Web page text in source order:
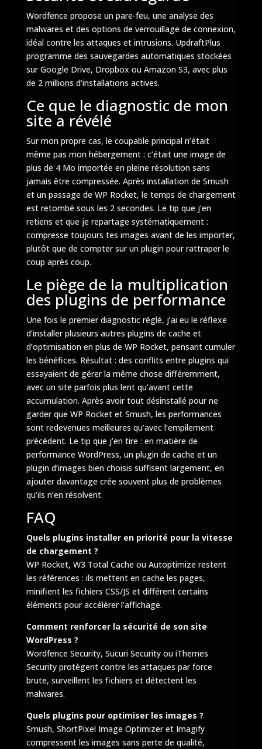
Wordfence propose un pare-feu, une analyse des
malwares et des options de verrouillage de connexion,
idéal contre les attaques et intrusions. UpdraftPlus
programme des sauvegardes automatiques stockées
sur Google Drive, Dropbox ou Amazon S3, avec plus
de 2 millions d’installations actives.
Ce que le diagnostic de mon
site a révélé
Sur mon propre cas, le coupable principal n’était
même pas mon hébergement : c’était une image de
plus de 4 Mo importée en pleine résolution sans
jamais être compressée. Après installation de Smush
et un passage de WP Rocket, le temps de chargement
est retombé sous les 2 secondes. Le tip que j’en
retiens et que je repartage systématiquement :
compresse toujours tes images avant de les importer,
plutôt que de compter sur un plugin pour rattraper le
coup après coup.
Le piège de la multiplication
des plugins de performance
Une fois le premier diagnostic réglé, j’ai eu le réflexe
d’installer plusieurs autres plugins de cache et
d’optimisation en plus de WP Rocket, pensant cumuler
les bénéfices. Résultat : des conflits entre plugins qui
essayaient de gérer la même chose différemment,
avec un site parfois plus lent qu’avant cette
accumulation. Après avoir tout désinstallé pour ne
garder que WP Rocket et Smush, les performances
sont redevenues meilleures qu’avec l’empilement
précédent. Le tip que j’en tire : en matière de
performance WordPress, un plugin de cache et un
plugin d’images bien choisis suffisent largement, en
ajouter davantage crée souvent plus de problèmes
qu’ils n’en résolvent.
FAQ
Quels plugins installer en priorité pour la vitesse
de chargement ?
WP Rocket, W3 Total Cache ou Autoptimize restent
les références : ils mettent en cache les pages,
minifient les fichiers CSS/JS et différent certains
éléments pour accélérer l’affichage.
Comment renforcer la sécurité de son site
WordPress ?
Wordfence Security, Sucuri Security ou iThemes
Security protègent contre les attaques par force
brute, surveillent les fichiers et détectent les
malwares.
Quels plugins pour optimiser les images ?
Smush, ShortPixel Image Optimizer et Imagify
compressent les images sans perte de qualité,